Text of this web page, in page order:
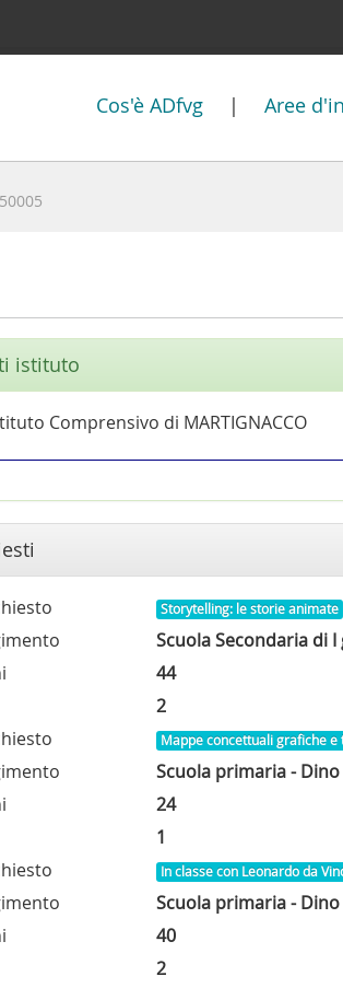
Cos'è ADfvg | Aree
istituto
Comprensivo di MARTIGNACCO
Storytelling: le storie animate
Scuola Secondaria di
44
2
Mappe concettuali grafiche e
Scuola primaria -
24
1
In classe con Leonardo da
Scuola primaria -
40
2